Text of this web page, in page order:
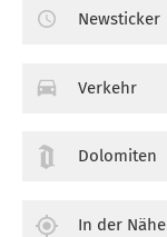
Newsticker
Verkehr
Dolomiten
In der Nähe